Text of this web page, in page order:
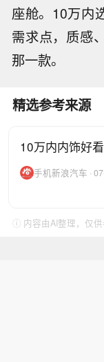
座舱。10万内
需求点，质感
那一款。
精选参考来源
10万内内饰好
手机新浪汽车 ·
ⓘ 内容由AI整理，仅